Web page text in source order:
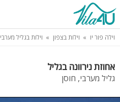
וילה פור יו וילות בצפון וילות בגליל מערבי
אחוזת נירוונה בגליל
גליל מערבי, חוסן